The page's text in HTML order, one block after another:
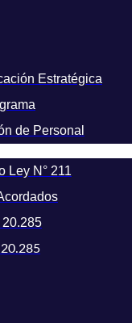
Estratégica
de Personal
Ley N° 211
20.285
20.285